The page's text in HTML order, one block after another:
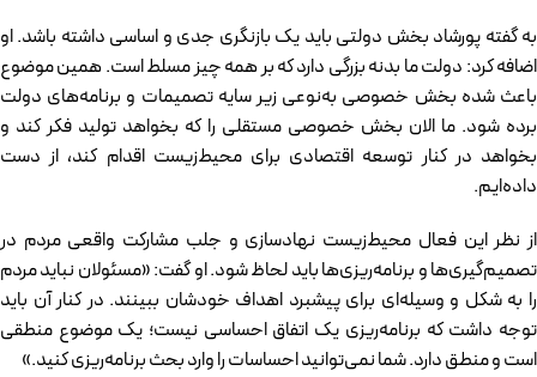
به گفته پورشاد بخش دولتی باید یک بازنگری جدی و اساسی داشته باشد. او
اضافه کرد: دولت ما بدنه بزرگی دارد که بر همه چیز مسلط است. همین موضوع
باعث شده بخش خصوصی به‌نوعی زیر سایه تصمیمات و برنامه‌های دولت
برده شود. ما الان بخش خصوصی مستقلی را که بخواهد تولید فکر کند و
بخواهد در کنار توسعه اقتصادی برای محیط‌زیست اقدام کند، از دست
داده‌ایم.
از نظر این فعال محیط‌زیست نهادسازی و جلب مشارکت واقعی مردم در
تصمیم‌گیری‌ها و برنامه‌ریزی‌ها باید لحاظ شود. او گفت: «مسئولان نباید مردم
را به شکل و وسیله‌ای برای پیشبرد اهداف خودشان ببینند. در کنار آن باید
توجه داشت که برنامه‌ریزی یک اتفاق احساسی نیست؛ یک موضوع منطقی
است و منطق دارد. شما نمی‌توانید احساسات را وارد بحث برنامه‌ریزی کنید.»